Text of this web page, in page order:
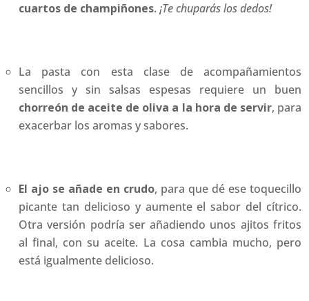
cuartos de champiñones.¡Te chuparás los dedos!
La pasta con esta clase de acompañamientos
sencillos y sin salsas espesas requiere un buen
chorreón de aceite de oliva a la hora de servir, para
exacerbar los aromas y sabores.
El ajo se añade en crudo, para que dé ese toquecillo
picante tan delicioso y aumente el sabor del cítrico.
Otra versión podría ser añadiendo unos ajitos fritos
al final, con su aceite. La cosa cambia mucho, pero
está igualmente delicioso.